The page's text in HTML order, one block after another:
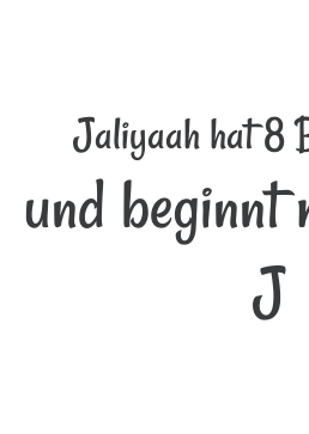
Jaliyaah hat 8
und beginnt
J